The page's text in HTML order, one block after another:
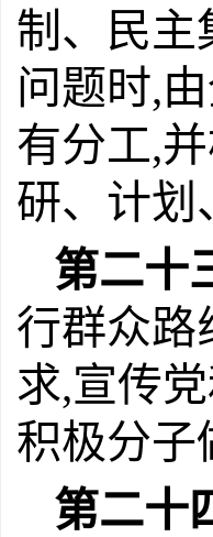
制、民主
问题时,
有分工,
研、计划
第二十
行群众路
求,宣传
积极分子
第二十